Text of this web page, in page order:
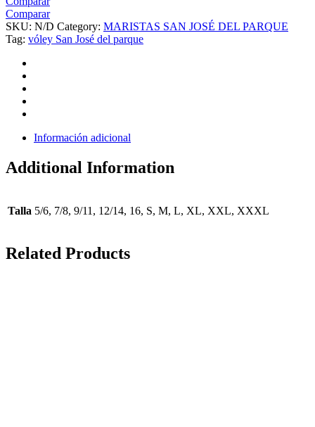
Comparar
SKU: N/D Category: MARISTAS SAN JOSÉ DEL PARQUE
Tag: vóley San José del parque
Información adicional
Additional Information
Talla 5/6, 7/8, 9/11, 12/14, 16, S, M, L, XL, XXL, XXXL
Related Products